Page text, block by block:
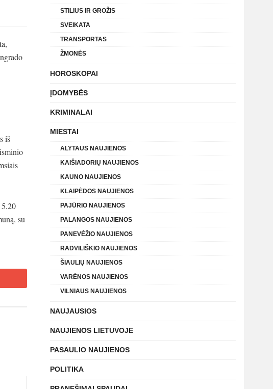
iš
su
STILIUS IR GROŽIS
SVEIKATA
TRANSPORTAS
ŽMONĖS
HOROSKOPAI
ĮDOMYBĖS
KRIMINALAI
MIESTAI
ALYTAUS NAUJIENOS
KAIŠIADORIŲ NAUJIENOS
KAUNO NAUJIENOS
KLAIPĖDOS NAUJIENOS
PAJŪRIO NAUJIENOS
PALANGOS NAUJIENOS
PANEVĖŽIO NAUJIENOS
RADVILIŠKIO NAUJIENOS
ŠIAULIŲ NAUJIENOS
VARĖNOS NAUJIENOS
VILNIAUS NAUJIENOS
NAUJAUSIOS
NAUJIENOS LIETUVOJE
PASAULIO NAUJIENOS
POLITIKA